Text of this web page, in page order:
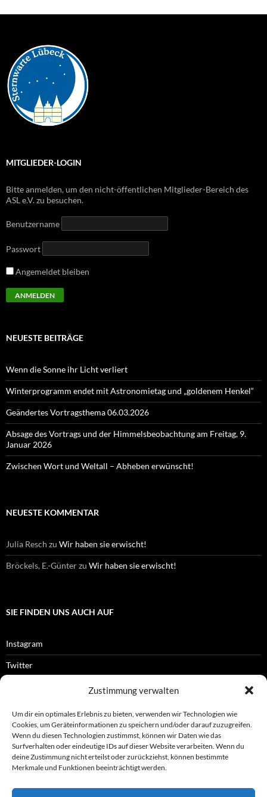
Zustimmung verwalten
Um dir ein optimales Erlebnis zu bieten, verwenden wir Technologien wie
Cookies, um Geräteinformationen zu speichern und/oder darauf zuzugreifen.
Wenn du diesen Technologien zustimmst, können wir Daten wie das
Surfverhalten oder eindeutige IDs auf dieser Website verarbeiten. Wenn du
deine Zustimmung nicht erteilst oder zurückziehst, können bestimmte
Merkmale und Funktionen beeinträchtigt werden.
MITGLIEDER-LOGIN
Bitte anmelden, um den nicht-öffentlichen Mitglieder-Bereich des
ASL e.V. zu besuchen.
Benutzername
Passwort
Angemeldet bleiben
NEUESTE BEITRÄGE
Wenn die Sonne ihr Licht verliert
Winterprogramm endet mit Astronomietag und „goldenem Henkel“
Geändertes Vortragsthema 06.03.2026
Absage des Vortrags und der Himmelsbeobachtung am Freitag, 9.
Januar 2026
Zwischen Wort und Weltall – Abheben erwünscht!
NEUESTE KOMMENTAR
Julia Resch zu Wir haben sie erwischt!
Bröckels, E.-Günterzu Wir haben sie erwischt!
SIE FINDEN UNS AUCH AUF
Instagram
Twitter
OFFIZIELLES
Impressum